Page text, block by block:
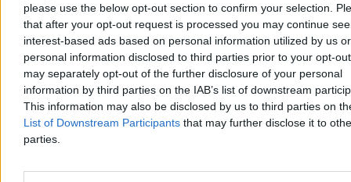
please use the below opt-out section to confirm your selection.
that after your opt-out request is processed you may continue
interest-based ads based on personal information utilized by us or
personal information disclosed to third parties prior to your opt-
may separately opt-out of the further disclosure of your personal
information by third parties on the IAB’s list of downstream
This information may also be disclosed by us to third parties on
List of Downstream Participants that may further disclose it to
parties.